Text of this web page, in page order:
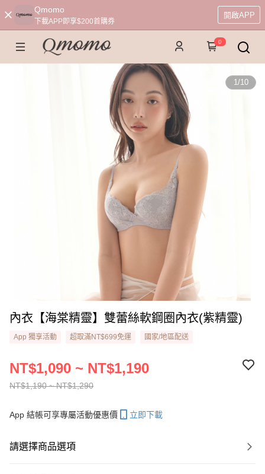
Qmomo
下載APP即享$200首購券
開啟APP
0
1/10
內衣【海棠精靈】雙蕾絲軟鋼圈內衣​(紫精靈)
App 獨享活動 超取滿NT$699免運 國家/地區配送
NT$1,190 ~ NT$1,290
NT$1,090 ~ NT$1,190
App 結帳可享專屬活動優惠價 立即下載
請選擇商品選項